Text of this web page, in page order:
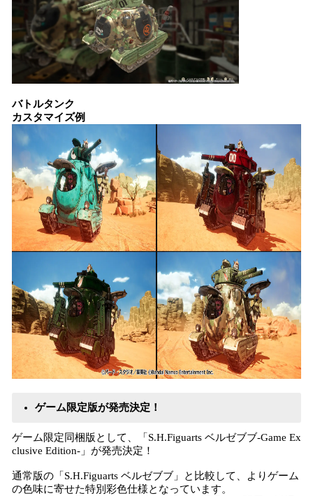
バトルタンク
カスタマイズ例
ゲーム限定版が発売決定！
ゲーム限定同梱版として、「S.H.Figuarts ベルゼブブ-Game Ex
clusive Edition-」が発売決定！
通常版の「S.H.Figuarts ベルゼブブ」と比較して、よりゲーム
の色味に寄せた特別彩色仕様となっています。